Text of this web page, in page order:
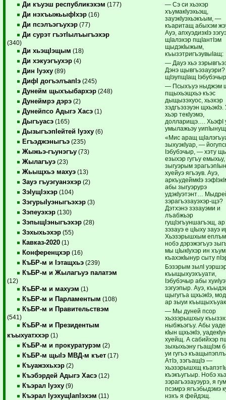
Ди къуэш республикэхэм (177)
Ди нэхъыжьыфIхэр (16)
Ди псэлъэгъухэр (77)
Ди сурэт гъэтIылъыгъэхэр
(340)
Ди хьэщIэщым (18)
Ди хэкуэгъухэр (4)
Дин Iуэху (89)
ДифI догъэлъапIэ (245)
Дунейм щыхъыбархэр (248)
Дунеймрэ дэрэ (2)
Дунейпсо Адыгэ Хасэ (1)
Дыгъуасэ (165)
ДызыгъэпIейтей Iуэху (6)
Егъэджэныгъэ (235)
Жыжьэ-гъунэгъу (73)
Жылагъуэ (23)
Жьыщхьэ махуэ (13)
Зауэ гъуэгуанэхэр (2)
ЗэIущIэхэр (104)
ЗэгурыIуэныгъэхэр (3)
Зэпеуэхэр (130)
ЗэпыщIэныгъэхэр (28)
Зэхыхьэхэр (55)
Кавказ-2020 (1)
Конференцхэр (16)
КъБР-м и Iэтащхьэ (239)
КъБР-м и Жылагъуэ палатэм
(12)
КъБР-м и махуэм (1)
КъБР-м и Парламентым (108)
КъБР-м и Правительствэм
(541)
КъБР-м и Президентым
къыхуатххэр (1)
КъБР-м и прокуратурэм (2)
КъБР-м щыIэ МВД-м къет (17)
Къуажэхьхэр (2)
Къэбэрдей Адыгэ Хасэ (12)
Къэрал Iуэху (9)
Къэрал IуэхущIапIэхэм (11)
— Сэ си хьэхэр
хъумакIуэхьэщ,
зауэкIуэхьэкъым, —
къаритащ абыхэм
Ауэ, апхуэдизкIэ
щIалэхэр пщIантIэм
щыдэкIыжым,
къызэтригъэувыIащ:
— Дауэ хьэ
Дэнэ
щIэупщIащ
— Псыхъуэ ныджэм
пщыхьэщхьэ къэс
дыщызэхуос, хьэхэр
зэдгъэзэуэн щхьэкIэ.
хьэр текIуэмэ,
долларищэ…. ХьэфI
умылажьэу
«Мис аращ
зыхуэкIуар, —
Iэбубэчыр, — хэту
езыхэр гугъу емыхьу,
зыгуэрым
хуейуэ ягъэув. Ауэ,
аркъудеймкIэ
абы зыгуэрурэ
удэкIуэтэнт…
зэрагъэзауэхэр-щэ?
Дэтхэнэ зэзауэми и
лъабжьэр
гущIэгъуншагъэщ, ар
зэзауэ е цIыху зауэ
Хьэзэрышхым
нобэ дэрэжэгъуэ
мы цIыкIухэр ин
къахэкIынур сыту
Бэзэрым зылI
къыщыхуэхъуати,
Iэбубэчыр абы
зэгуэпыр. Ауэ,
щыгугъа щхьэкIэ,
ар зыуи
— Мы дуней псор
хьэзэрышхыу
ныбжьэгъу. Абы
кIын щхьэкIэ,
хуейщ. А сабийхэр
зыхыхьэну гъащIэм
уи гугъэ
АтIэ, зэгъащIэ —
хьэзэрышхщ
къэкъугъыр. Нобэ
зэрагъэзауэурэ, я
псэмрэ ягъэбыдэмэ
нэхъ я фейдэщ.